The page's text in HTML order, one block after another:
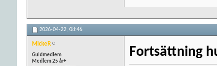
2026-04-22, 08:46
MickeR
Guldmedlem
Medlem 25 år+
Fortsättning